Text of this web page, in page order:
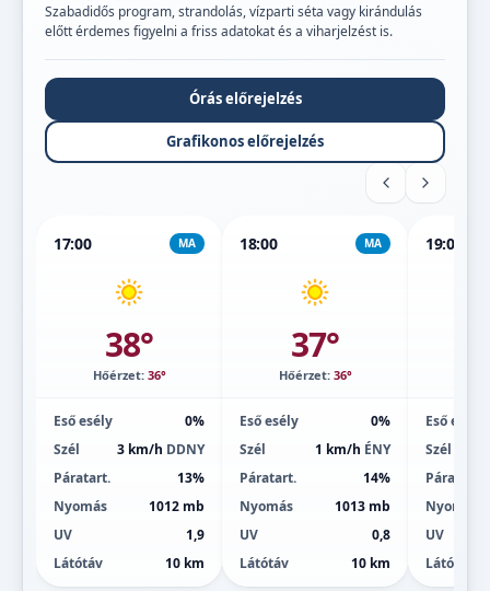
Szabadidős program, strandolás, vízparti séta vagy kirándulás
előtt érdemes figyelni a friss adatokat és a viharjelzést is.
Órás előrejelzés
Grafikonos előrejelzés
17:00 MA
38°
Hőérzet: 36°
Eső esély
0%
Szél
3 km/h DDNY
Páratart.
13%
Nyomás
1012 mb
UV
1,9
Látótáv
10 km
18:00 MA
37°
Hőérzet: 36°
Eső esély
0%
Szél
1 km/h ÉNY
Páratart.
14%
Nyomás
1013 mb
UV
0,8
Látótáv
10 km
19:00
Eső esély
Szél
Páratart.
Nyomás
UV
Látótáv